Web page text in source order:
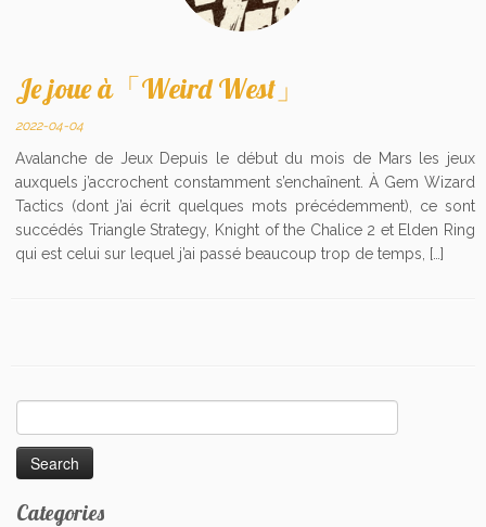
Je joue à「Weird West」
2022-04-04
Avalanche de Jeux Depuis le début du mois de Mars les jeux
auxquels j’accrochent constamment s’enchaînent. À Gem Wizard
Tactics (dont j’ai écrit quelques mots précédemment), ce sont
succédés Triangle Strategy, Knight of the Chalice 2 et Elden Ring
qui est celui sur lequel j’ai passé beaucoup trop de temps, […]
for:
Categories